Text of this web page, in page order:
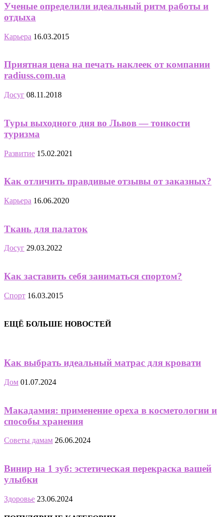
Ученые определили идеальный ритм работы и
отдыха
Карьера 16.03.2015
Приятная цена на печать наклеек от компании
radiuss.com.ua
Досуг 08.11.2018
Туры выходного дня во Львов — тонкости
туризма
Развитие 15.02.2021
Как отличить правдивые отзывы от заказных?
Карьера 16.06.2020
Ткань для палаток
Досуг 29.03.2022
Как заставить себя заниматься спортом?
Спорт 16.03.2015
ЕЩЁ БОЛЬШЕ НОВОСТЕЙ
Как выбрать идеальный матрас для кровати
Дом 01.07.2024
Макадамия: применение ореха в косметологии и
способы хранения
Советы дамам 26.06.2024
Винир на 1 зуб: эстетическая перекраска вашей
улыбки
Здоровье 23.06.2024